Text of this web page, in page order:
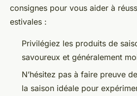
consignes pour vous aider à
estivales :
Privilégiez les produits de
savoureux et généralement
N’hésitez pas à faire preuve
la saison idéale pour